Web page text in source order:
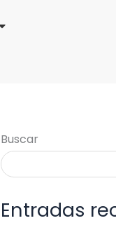
Buscar
Entradas